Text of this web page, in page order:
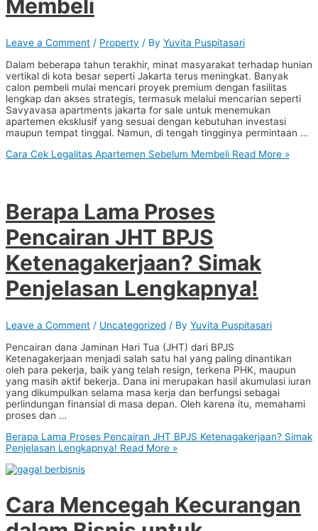
Membeli
Leave a Comment / Property / By Yuvita Puspitasari
Dalam beberapa tahun terakhir, minat masyarakat terhadap hunian
vertikal di kota besar seperti Jakarta terus meningkat. Banyak
calon pembeli mulai mencari proyek premium dengan fasilitas
lengkap dan akses strategis, termasuk melalui mencarian seperti
Savyavasa apartments jakarta for sale untuk menemukan
apartemen eksklusif yang sesuai dengan kebutuhan investasi
maupun tempat tinggal. Namun, di tengah tingginya permintaan …
Cara Cek Legalitas Apartemen Sebelum Membeli Read More »
Berapa Lama Proses
Pencairan JHT BPJS
Ketenagakerjaan? Simak
Penjelasan Lengkapnya!
Leave a Comment / Uncategorized / By Yuvita Puspitasari
Pencairan dana Jaminan Hari Tua (JHT) dari BPJS
Ketenagakerjaan menjadi salah satu hal yang paling dinantikan
oleh para pekerja, baik yang telah resign, terkena PHK, maupun
yang masih aktif bekerja. Dana ini merupakan hasil akumulasi iuran
yang dikumpulkan selama masa kerja dan berfungsi sebagai
perlindungan finansial di masa depan. Oleh karena itu, memahami
proses dan …
Berapa Lama Proses Pencairan JHT BPJS Ketenagakerjaan? Simak
Penjelasan Lengkapnya! Read More »
Cara Mencegah Kecurangan